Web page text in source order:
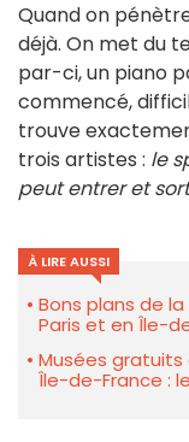
Quand on
déjà. On met du
par-ci, un piano
commencé,
trouve
trois artistes : le
peut entrer et
À LIRE AUSSI
Bons plans de
Paris et en Île-
Musées
Île-de-France :